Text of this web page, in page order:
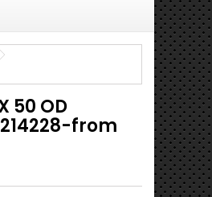
50 OD
from